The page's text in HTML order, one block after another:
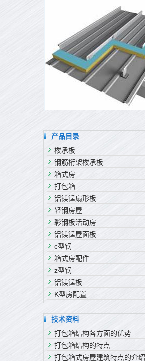
产品目录
楼承板
钢筋桁架楼承板
箱式房
打包箱
铝镁锰扇形板
轻钢房屋
彩钢板活动房
铝镁锰屋面板
c型钢
箱式房配件
z型钢
铝镁锰板
K型房配置
技术资料
打包箱结构各方面的优势
打包箱结构的特点
打包箱式房屋建筑特点的介绍